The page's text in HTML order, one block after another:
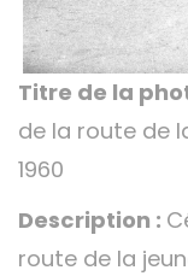
Titre de la
de la route de
1960
Description :
route de la